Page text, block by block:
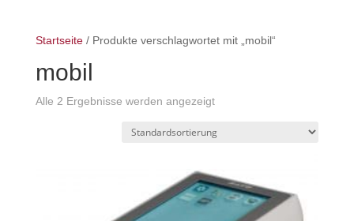
Startseite/ Produkte verschlagwortet mit „mobil“
mobil
Alle 2 Ergebnisse werden angezeigt